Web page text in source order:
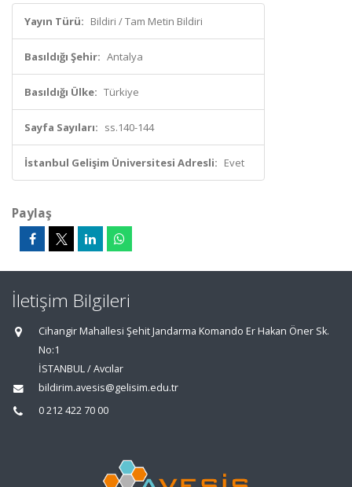
Yayın Türü: Bildiri / Tam Metin Bildiri
Basıldığı Şehir: Antalya
Basıldığı Ülke: Türkiye
Sayfa Sayıları: ss.140-144
İstanbul Gelişim Üniversitesi Adresli: Evet
Paylaş
İletişim Bilgileri
Cihangir Mahallesi Şehit Jandarma Komando Er Hakan Öner Sk.
No:1
İSTANBUL / Avcılar
bildirim.avesis@gelisim.edu.tr
0 212 422 70 00